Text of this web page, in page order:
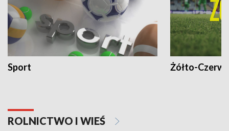
Sport Żółto-
ROLNICTWO I WIEŚ